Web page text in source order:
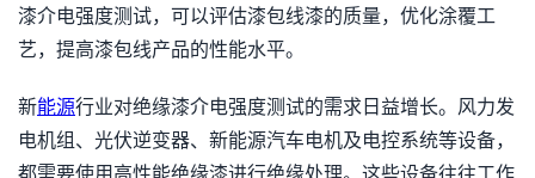
漆介电强度测试，可以评估漆包线漆的质量，优化涂覆工
艺，提高漆包线产品的性能水平。
新能源行业对绝缘漆介电强度测试的需求日益增长。风力发
电机组、光伏逆变器、新能源汽车电机及电控系统等设备，
都需要使用高性能绝缘漆进行绝缘处理。这些设备往往工作